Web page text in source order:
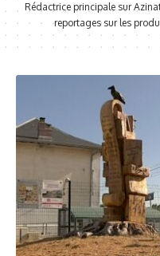
Rédactrice principale sur
reportages sur les